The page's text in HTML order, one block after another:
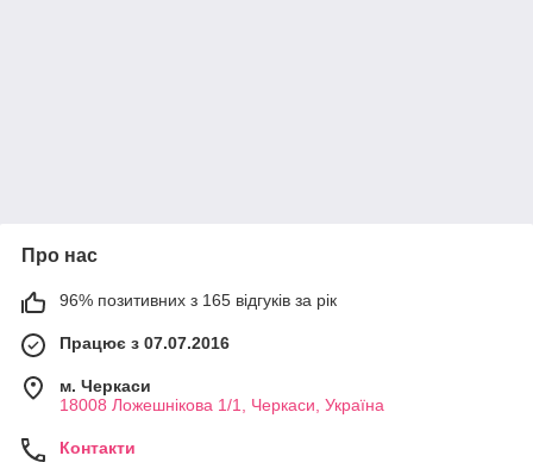
Про нас
96% позитивних з 165 відгуків за рік
Працює з 07.07.2016
м. Черкаси
18008 Ложешнікова 1/1, Черкаси, Україна
Контакти